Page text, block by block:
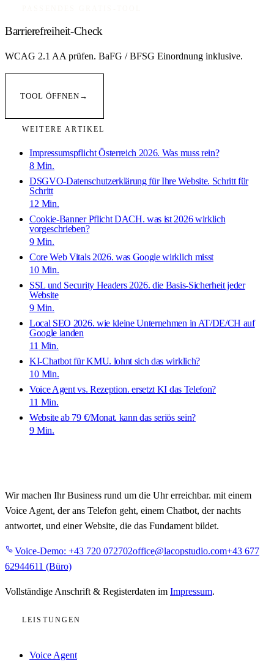
Barrierefreiheit-Check
WCAG 2.1 AA prüfen. BaFG / BFSG Einordnung inklusive.
TOOL ÖFFNEN →
WEITERE ARTIKEL
Impressumspflicht Österreich 2026. Was muss rein?
8Min.
DSGVO-Datenschutzerklärung für Ihre Website. Schritt für
Schritt
12 Min.
Cookie-Banner Pflicht DACH. was ist 2026 wirklich
vorgeschrieben?
9Min.
Core Web Vitals 2026. was Google wirklich misst
10Min.
SSL und Security Headers 2026. die Basis-Sicherheit jeder
Website
9Min.
Local SEO 2026. wie kleine Unternehmen in AT/DE/CH auf
Google landen
11 Min.
KI-Chatbot für KMU. lohnt sich das wirklich?
10Min.
Voice Agent vs. Rezeption. ersetzt KI das Telefon?
11 Min.
Website ab 79 €/Monat. kann das seriös sein?
9Min.
Wir machen Ihr Business rund um die Uhr erreichbar. mit einem
Voice Agent, der ans Telefon geht, einem Chatbot, der nachts
antwortet, und einer Website, die das Fundament bildet.
Voice-Demo: +43 720 072702office@lacopstudio.com+43 677
62944611 (Büro)
Vollständige Anschrift & Registerdaten im Impressum.
LEISTUNGEN
Voice Agent